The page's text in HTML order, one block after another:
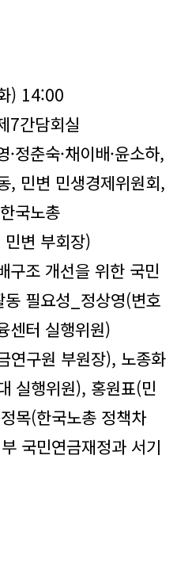
) 14:00
7간담회실
정춘숙·채이배·윤소하,
, 민변 민생경제위원회,
국노총
변 부회장)
구조 개선을 위한 국민
필요성_정상영(변호
센터 실행위원)
연구원 부원장), 노종화
실행위원), 홍원표(민
목(한국노총 정책차
국민연금재정과 서기